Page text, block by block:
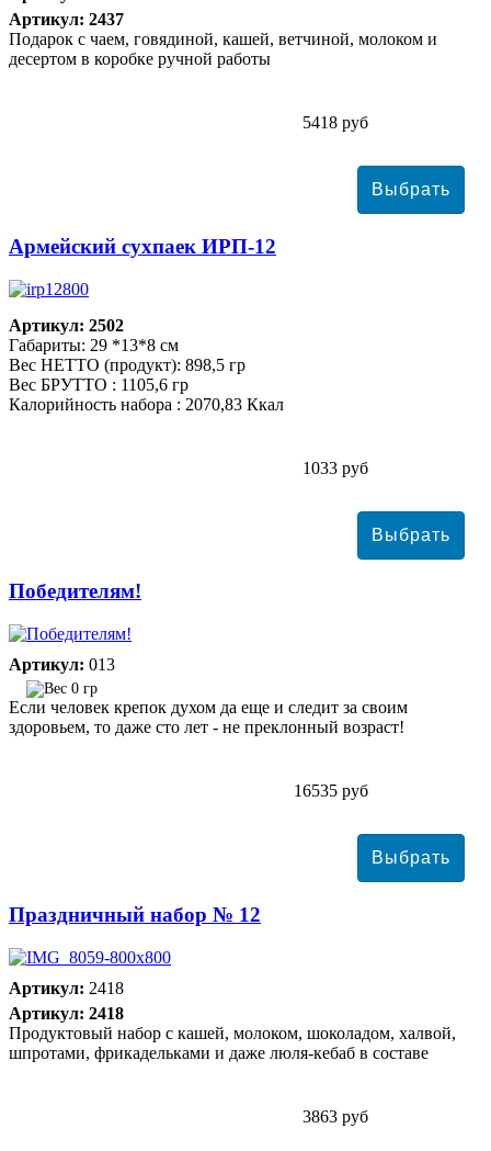
Артикул: 2437
Подарок с чаем, говядиной, кашей, ветчиной, молоком и
десертом в коробке ручной работы
5418 руб
Армейский сухпаек ИРП-12
Артикул: 2502
Габариты: 29 *13*8 см
Вес НЕТТО (продукт): 898,5 гр
Вес БРУТТО : 1105,6 гр
Калорийность набора : 2070,83 Ккал
1033 руб
Победителям!
Артикул: 013
0 гр
Если человек крепок духом да еще и следит за своим
здоровьем, то даже сто лет - не преклонный возраст!
16535 руб
Праздничный набор № 12
Артикул: 2418
Артикул: 2418
Продуктовый набор с кашей, молоком, шоколадом, халвой,
шпротами, фрикадельками и даже люля-кебаб в составе
3863 руб